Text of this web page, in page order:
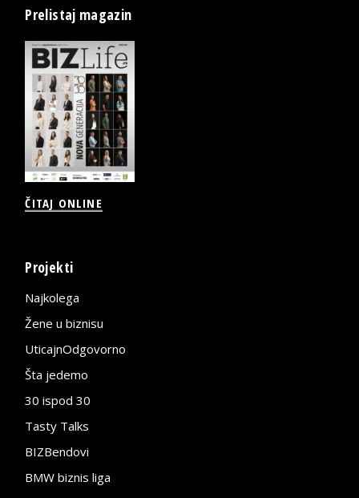
Prelistaj magazin
ČITAJ ONLINE
Projekti
Najkolega
Žene u biznisu
UticajnOdgovorno
Šta jedemo
30 ispod 30
Tasty Talks
BIZBendovi
BMW biznis liga